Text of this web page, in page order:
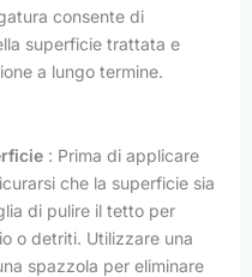
consente di
superficie trattata e
a lungo termine.
: Prima di applicare
che la superficie sia
di pulire il tetto per
o detriti. Utilizzare una
spazzola per eliminare